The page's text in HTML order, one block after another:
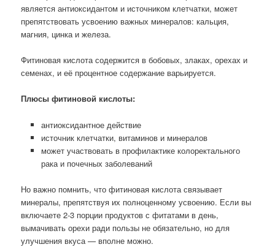
является антиоксидантом и источником клетчатки, может
препятствовать усвоению важных минералов: кальция,
магния, цинка и железа.
Фитиновая кислота содержится в бобовых, злаках, орехах и
семенах, и её процентное содержание варьируется.
Плюсы фитиновой кислоты:
антиоксидантное действие
источник клетчатки, витаминов и минералов
может участвовать в профилактике колоректального
рака и почечных заболеваний
Но важно помнить, что фитиновая кислота связывает
минералы, препятствуя их полноценному усвоению. Если вы
включаете 2-3 порции продуктов с фитатами в день,
вымачивать орехи ради пользы не обязательно, но для
улучшения вкуса — вполне можно.